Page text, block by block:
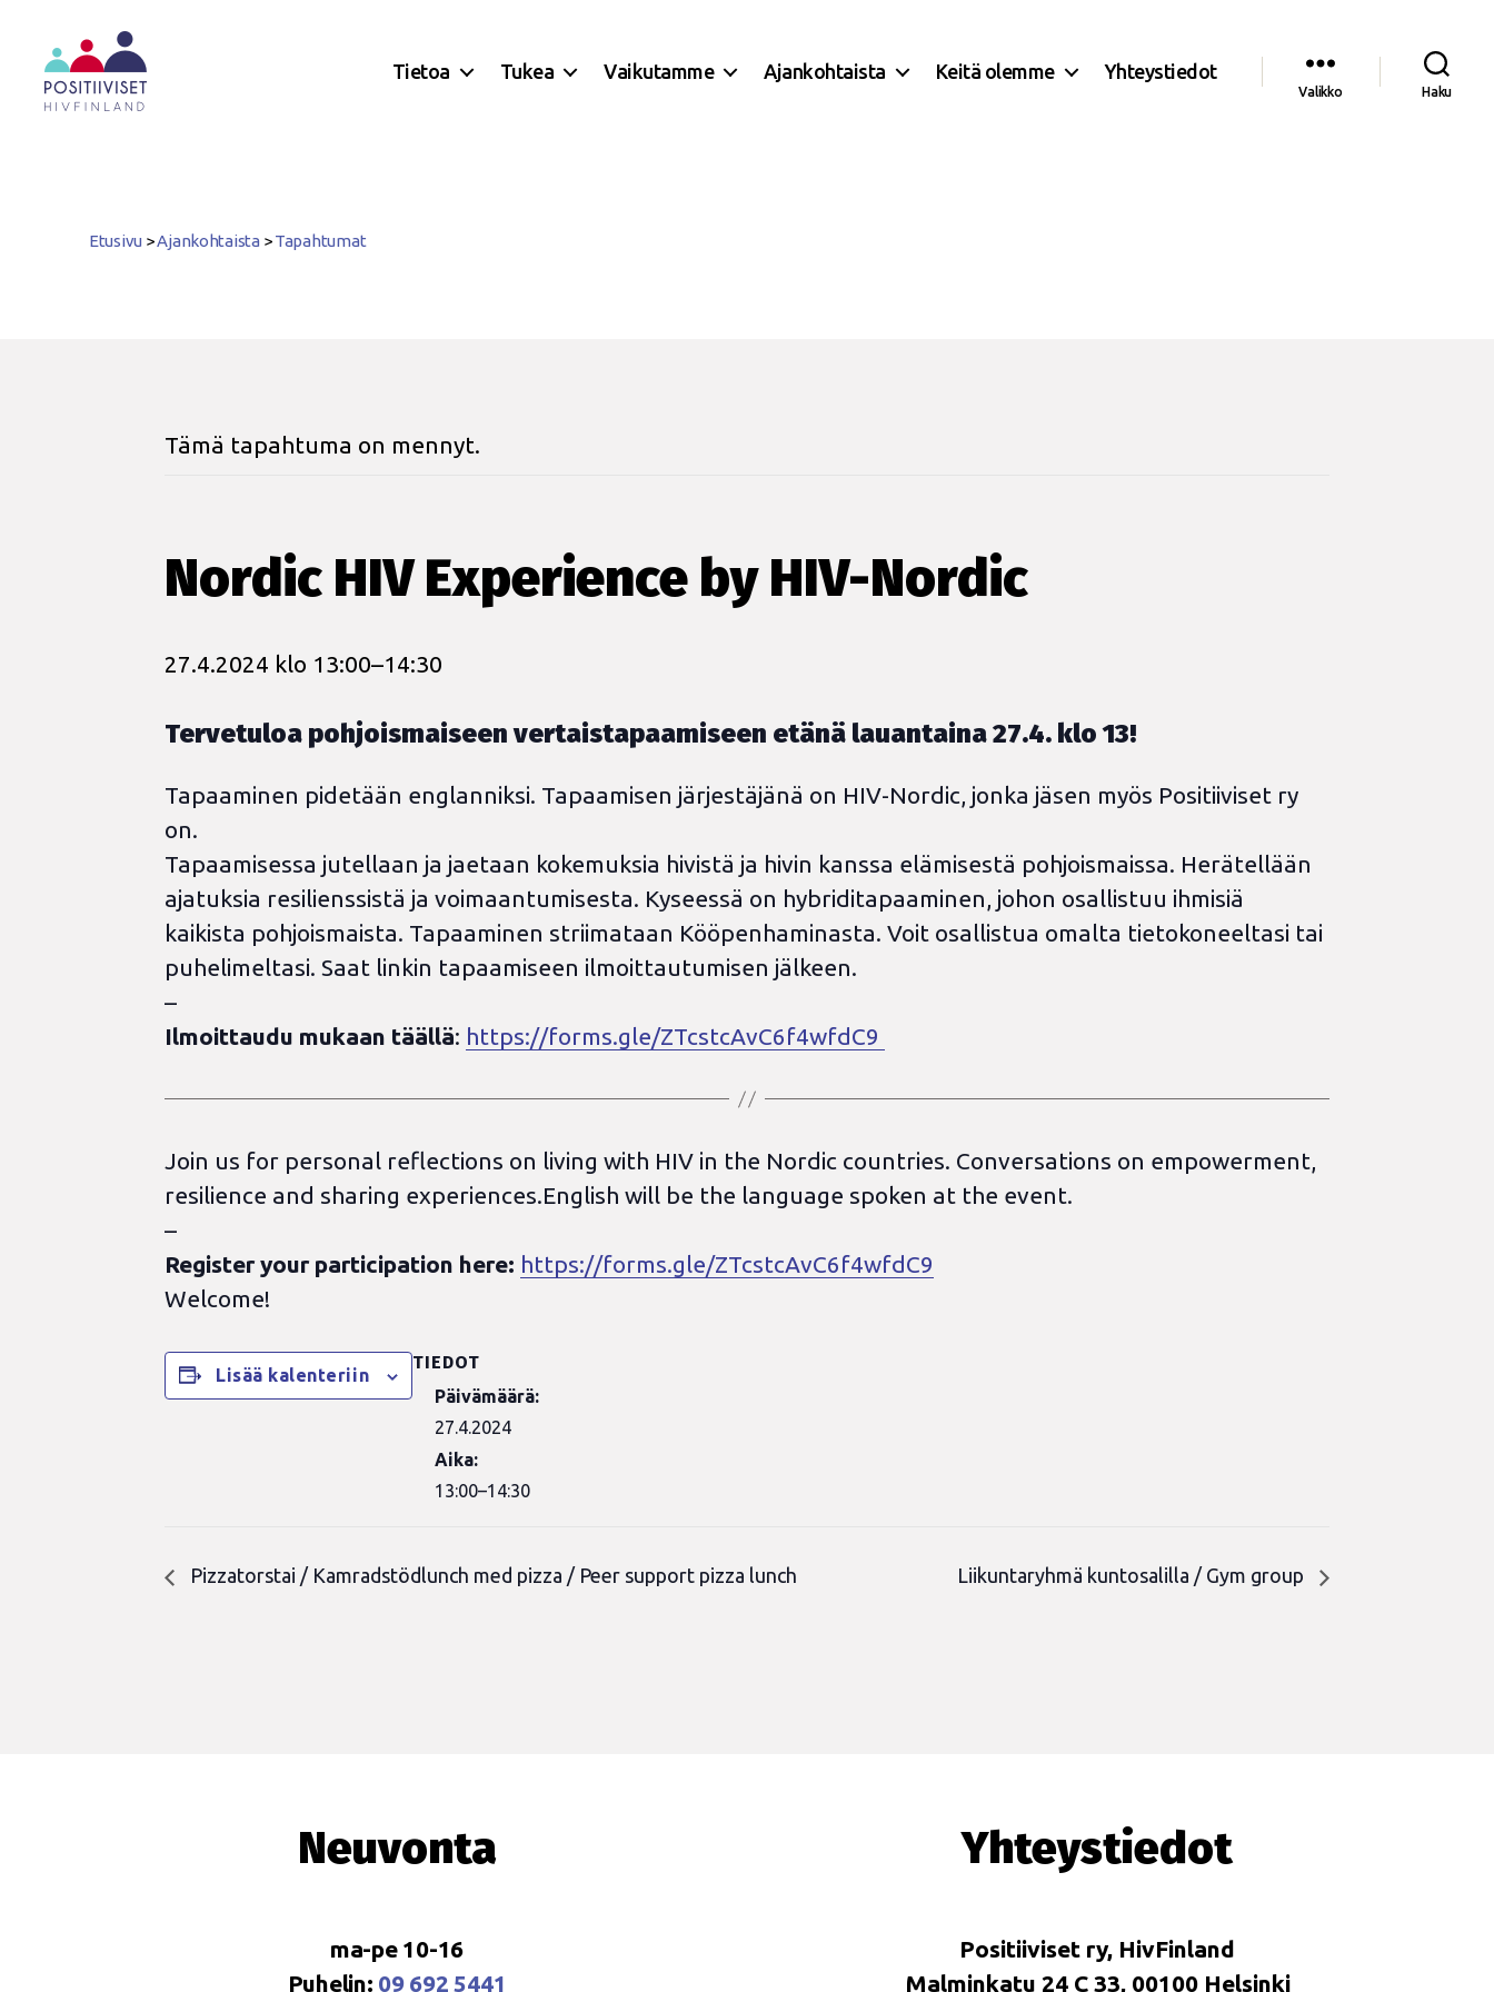
Tietoa Tukea Vaikutamme Ajankohtaista Keitä olemme Yhteystiedot
Valikko Haku
Etusivu >Ajankohtaista >Tapahtumat
Tämä tapahtuma on mennyt.
Nordic HIV Experience by HIV-Nordic
27.4.2024 klo 13:00–14:30
Tervetuloa pohjoismaiseen vertaistapaamiseen etänä lauantaina 27.4. klo 13!
Tapaaminen pidetään englanniksi. Tapaamisen järjestäjänä on HIV-Nordic, jonka jäsen myös Positiiviset ry
on.
Tapaamisessa jutellaan ja jaetaan kokemuksia hivistä ja hivin kanssa elämisestä pohjoismaissa. Herätellään
ajatuksia resilienssistä ja voimaantumisesta. Kyseessä on hybriditapaaminen, johon osallistuu ihmisiä
kaikista pohjoismaista. Tapaaminen striimataan Kööpenhaminasta. Voit osallistua omalta tietokoneeltasi tai
puhelimeltasi. Saat linkin tapaamiseen ilmoittautumisen jälkeen.
–
Ilmoittaudu mukaan täällä: https://forms.gle/ZTcstcAvC6f4wfdC9
Join us for personal reflections on living with HIV in the Nordic countries. Conversations on empowerment,
resilience and sharing experiences.English will be the language spoken at the event.
–
Register your participation here: https://forms.gle/ZTcstcAvC6f4wfdC9
Welcome!
Lisää kalenteriin
TIEDOT
Päivämäärä:
27.4.2024
Aika:
13:00–14:30
Pizzatorstai / Kamradstödlunch med pizza / Peer support pizza lunch Liikuntaryhmä kuntosalilla / Gym group
Neuvonta
ma-pe 10-16
Puhelin: 09 692 5441
Yhteystiedot
Positiiviset ry, HivFinland
Malminkatu 24 C 33, 00100 Helsinki